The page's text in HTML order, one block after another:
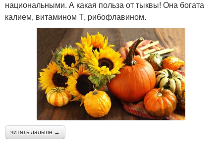
национальными. А какая польза от тыквы! Она богата
калием, витамином Т, рибофлавином.
читать дальше →